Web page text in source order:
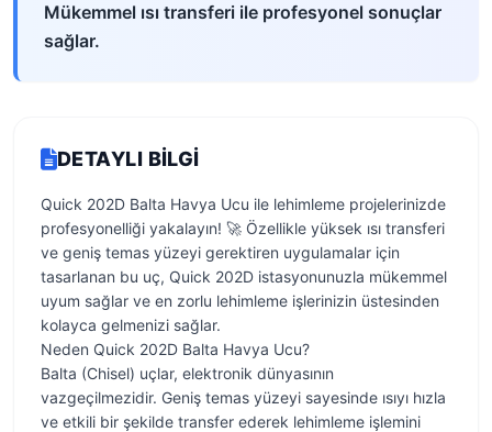
Mükemmel ısı transferi ile profesyonel sonuçlar
sağlar.
DETAYLI BILGI
Quick 202D Balta Havya Ucu ile lehimleme projelerinizde
profesyonelliği yakalayın! 🚀 Özellikle yüksek ısı transferi
ve geniş temas yüzeyi gerektiren uygulamalar için
tasarlanan bu uç, Quick 202D istasyonunuzla mükemmel
uyum sağlar ve en zorlu lehimleme işlerinizin üstesinden
kolayca gelmenizi sağlar.
Neden Quick 202D Balta Havya Ucu?
Balta (Chisel) uçlar, elektronik dünyasının
vazgeçilmezidir. Geniş temas yüzeyi sayesinde ısıyı hızla
ve etkili bir şekilde transfer ederek lehimleme işlemini